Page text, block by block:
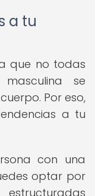
a tu
que no todas
se
Por eso,
a tu
con una
optar por